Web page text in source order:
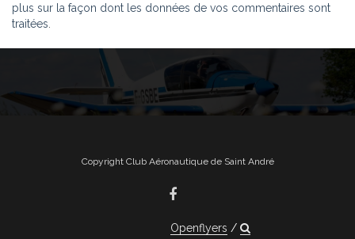
plus sur la façon dont les données de vos commentaires sont
traitées
Copyright Club Aéronautique de Saint André
Openflyers